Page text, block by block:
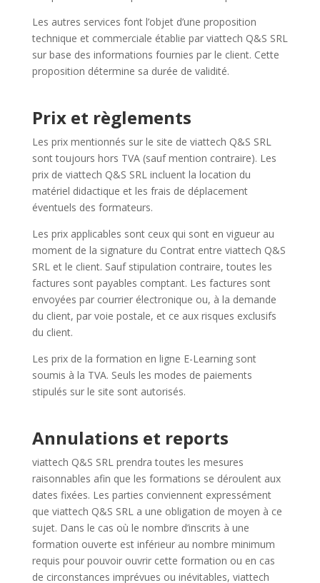
Les autres services font l’objet d’une proposition
technique et commerciale établie par viattech Q&S SRL
sur base des informations fournies par le client. Cette
proposition détermine sa durée de validité.
Prix et règlements
Les prix mentionnés sur le site de viattech Q&S SRL
sont toujours hors TVA (sauf mention contraire). Les
prix de viattech Q&S SRL incluent la location du
matériel didactique et les frais de déplacement
éventuels des formateurs.
Les prix applicables sont ceux qui sont en vigueur au
moment de la signature du Contrat entre viattech Q&S
SRL et le client. Sauf stipulation contraire, toutes les
factures sont payables comptant. Les factures sont
envoyées par courrier électronique ou, à la demande
du client, par voie postale, et ce aux risques exclusifs
du client.
Les prix de la formation en ligne E-Learning sont
soumis à la TVA. Seuls les modes de paiements
stipulés sur le site sont autorisés.
Annulations et reports
viattech Q&S SRL prendra toutes les mesures
raisonnables afin que les formations se déroulent aux
dates fixées. Les parties conviennent expressément
que viattech Q&S SRL a une obligation de moyen à ce
sujet. Dans le cas où le nombre d’inscrits à une
formation ouverte est inférieur au nombre minimum
requis pour pouvoir ouvrir cette formation ou en cas
de circonstances imprévues ou inévitables, viattech